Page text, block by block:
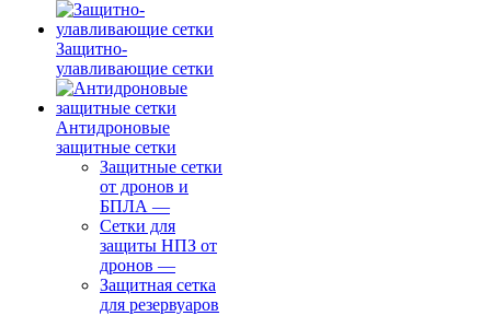
Защитно-
улавливающие сетки
Антидроновые
защитные сетки
Защитные сетки
от дронов и
БПЛА —
Сетки для
защиты НПЗ от
дронов —
Защитная сетка
для резервуаров